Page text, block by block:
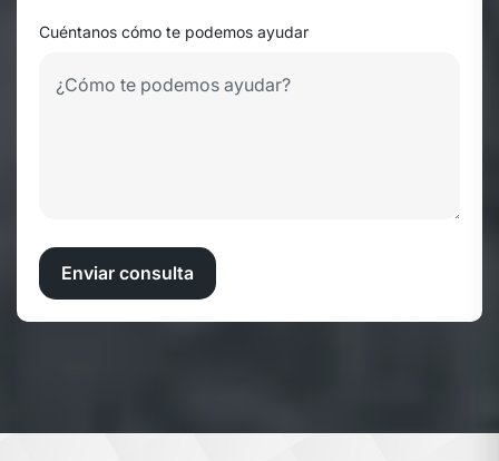
Cuéntanos cómo te podemos ayudar
Enviar consulta